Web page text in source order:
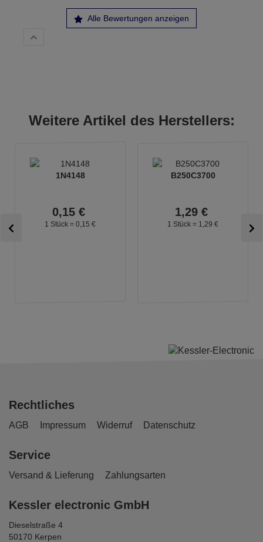
Alle Bewertungen anzeigen
Weitere Artikel des Herstellers:
1N4148
0,15 €
1 Stück = 0, 15 €
B250C3700
1,29 €
1 Stück = 1, 29 €
Rechtliches
AGB Impressum Widerruf Datenschutz
Service
Versand & Lieferung Zahlungsarten
Kessler electronic GmbH
Dieselstraße 4
50170 Kerpen